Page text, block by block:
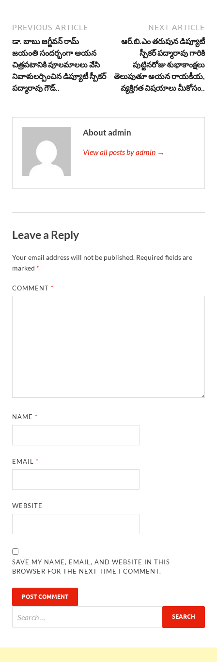
PREVIOUS ARTICLE
డా. బాబు జగ్జీవన్ రామ్
జయంతి సందర్భంగా ఆయన
చిత్రపటానికి పూలమాలలు వేసి
నివాళులర్పించిన డిప్యూటీ స్పీకర్
పద్మారావు గౌడ్..
NEXT ARTICLE
ఆర్.బి.ఎం తరుపున డిప్యూటీ
స్పీకర్ పద్మారావు గారికి
పుట్టినరోజు శుభాకాంక్షలు
తెలుపుతూ అయన రాయకీయ,
వ్యక్తిగత విషయాలు మీకోసం..
About admin
View all posts by admin →
Leave a Reply
Your email address will not be published. Required fields are
marked *
COMMENT*
NAME*
EMAIL*
WEBSITE
SAVE MY NAME, EMAIL, AND WEBSITE IN THIS
BROWSER FOR THE NEXT TIME I COMMENT.